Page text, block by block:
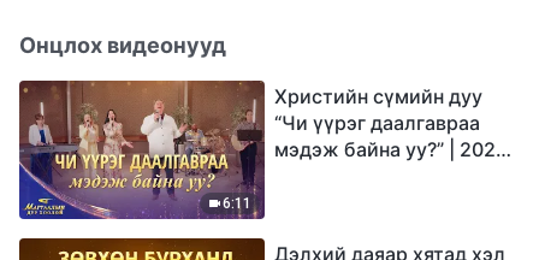
Онцлох видеонууд
6:11
Христийн сүмийн дуу
“Чи үүрэг даалгавраа
мэдэж байна уу?” | 2026
Дэлхий даяар хятад хэл